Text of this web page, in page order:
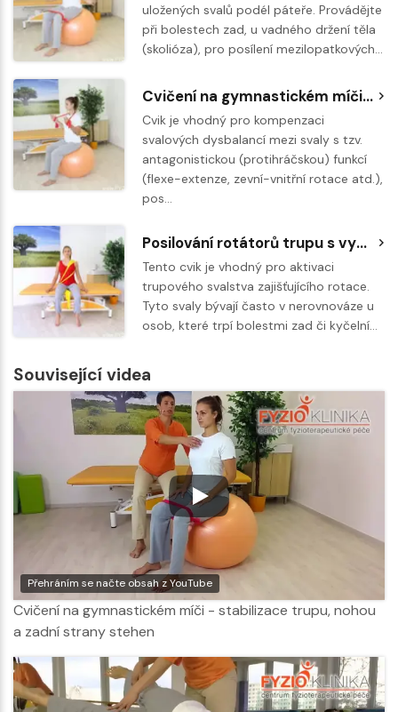
uložených svalů podél páteře. Provádějte
při bolestech zad, u vadného držení těla
(skolióza), pro posílení mezilopatkových…
Cvičení na gymnastickém míči - posilování tricepsu
Cvik je vhodný pro kompenzaci
svalových dysbalancí mezi svaly s tzv.
antagonistickou (protihráčskou) funkcí
(flexe-extenze, zevní-vnitřní rotace atd.),
pos…
Posilování rotátorů trupu s využitím posilovací gumy Theraband
Tento cvik je vhodný pro aktivaci
trupového svalstva zajišťujícího rotace.
Tyto svaly bývají často v nerovnováze u
osob, které trpí bolestmi zad či kyčelní…
Související videa
Přehráním se načte obsah z YouTube
Cvičení na gymnastickém míči - stabilizace trupu, nohou
a zadní strany stehen